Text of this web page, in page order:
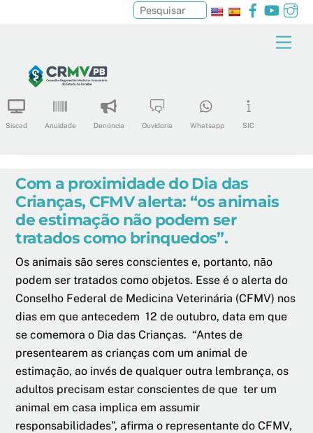
content
Facebook
Siscad Anuidade Denúncia Ouvidoria Whatsapp SIC
Pesquisar
Com a proximidade do Dia das
Crianças, CFMV alerta: “os animais
de estimação não podem ser
tratados como brinquedos”.
Os animais são seres conscientes e, portanto, não
podem ser tratados como objetos. Esse é o alerta do
Conselho Federal de Medicina Veterinária (CFMV) nos
dias em que antecedem 12 de outubro, data em que
se comemora o Dia das Crianças. “Antes de
presentearem as crianças com um animal de
estimação, ao invés de qualquer outra lembrança, os
adultos precisam estar conscientes de que ter um
animal em casa implica em assumir
responsabilidades”, afirma o representante do CFMV,